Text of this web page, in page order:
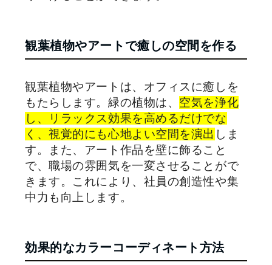
観葉植物やアートで癒しの空間を作る
観葉植物やアートは、オフィスに癒しを
もたらします。緑の植物は、 空気を浄化
し、リラックス効果を高めるだけでな
く、視覚的にも心地よい空間を演出 しま
す。また、アート作品を壁に飾ること
で、職場の雰囲気を一変させることがで
きます。これにより、社員の創造性や集
中力も向上します。
効果的なカラーコーディネート方法